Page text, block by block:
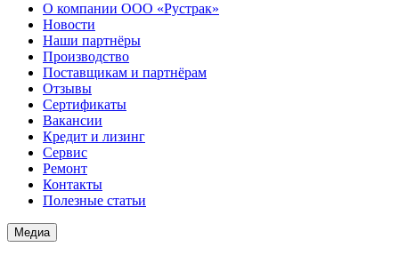
О компании ООО «Рустрак»
Новости
Наши партнёры
Производство
Поставщикам и партнёрам
Отзывы
Сертификаты
Вакансии
Кредит и лизинг
Сервис
Ремонт
Контакты
Полезные статьи
Медиа